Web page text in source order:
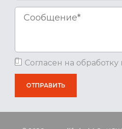
Согласен на